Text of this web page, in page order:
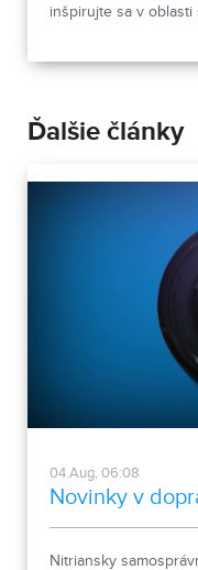
inšpirujte sa v
Ďalšie články
04.Aug, 06:08
Novinky v
Nitriansky